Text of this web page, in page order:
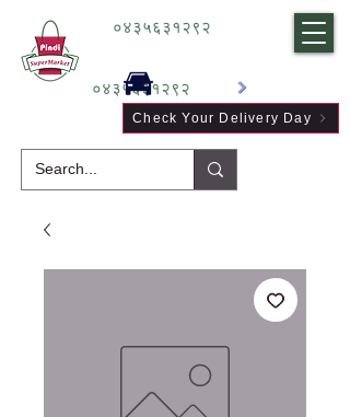
०४३५६३१२९२
०४३५६३१२९२
Check Your Delivery Day